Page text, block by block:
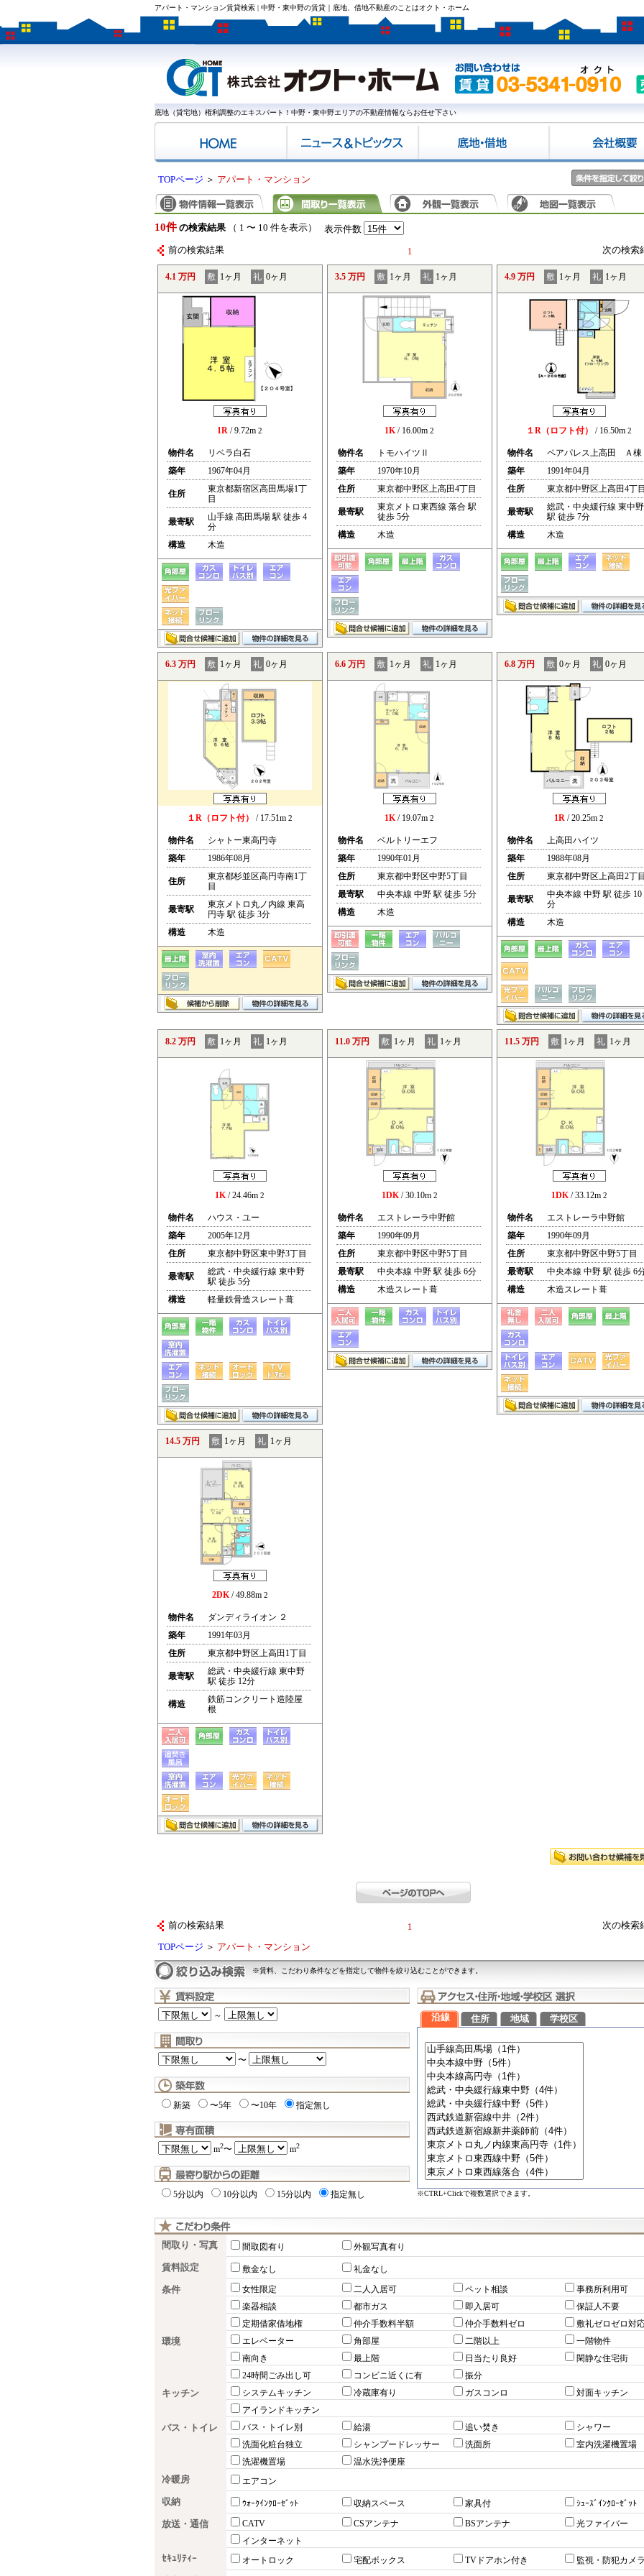
アパート・マンション賃貸検索 | 中野・東中野の賃貸｜底地、借地不動産のことはオクト・ホーム
底地（貸宅地）権利調整のエキスパート！中野・東中野エリアの不動産情報ならお任せ下さい
TOPページ ＞ アパート・マンション
10件 の検索結果（ 1 〜 10 件を表示） 表示件数
前の検索結果 1 次の検
4.1 万円 敷 1ヶ月 礼 0ヶ月
1R / 9.72m 2
物件名
リベラ白石
築年
1967年04月
住所
東京都新宿区高田馬場1丁
目
最寄駅
山手線 高田馬場 駅 徒歩 4
分
構造
木造
3.5 万円 敷 1ヶ月 礼 1ヶ月
1K/ 16.00m 2
物件名
トモハイツⅡ
築年
1970年10月
住所
東京都中野区上高田4丁目
最寄駅
東京メトロ東西線 落合 駅
徒歩 5分
構造
木造
4.9 万円 敷 1ヶ月 礼 1ヶ月
１R（ロフト付） / 16.50m 2
物件名
ペアパレス上高田 Ａ棟
築年
1991年04月
住所
東京都中野区上高田4丁
最寄駅
総武・中央緩行線 東中野
駅 徒歩 7分
構造
木造
6.3 万円 敷 1ヶ月 礼 0ヶ月
１R（ロフト付） / 17.51m 2
物件名
シャトー東高円寺
築年
1986年08月
住所
東京都杉並区高円寺南1丁
目
最寄駅
東京メトロ丸ノ内線 東高
円寺 駅 徒歩 3分
構造
木造
6.6 万円 敷 1ヶ月 礼 1ヶ月
1K/ 19.07m 2
物件名
ベルトリーエフ
築年
1990年01月
住所
東京都中野区中野5丁目
最寄駅
中央本線 中野 駅 徒歩 5分
構造
木造
6.8 万円 敷 0ヶ月 礼 0ヶ月
1R / 20.25m 2
物件名
上高田ハイツ
築年
1988年08月
住所
東京都中野区上高田2丁
最寄駅
中央本線 中野 駅 徒歩 10
分
構造
木造
8.2 万円 敷 1ヶ月 礼 1ヶ月
1K/ 24.46m 2
物件名
ハウス・ユー
築年
2005年12月
住所
東京都中野区東中野3丁目
最寄駅
総武・中央緩行線 東中野
駅 徒歩 5分
構造
軽量鉄骨造スレート葺
11.0 万円 敷 1ヶ月 礼 1ヶ月
1DK/ 30.10m 2
物件名
エストレーラ中野館
築年
1990年09月
住所
東京都中野区中野5丁目
最寄駅
中央本線 中野 駅 徒歩 6分
構造
木造スレート葺
11.5 万円 敷 1ヶ月 礼 1ヶ月
1DK/ 33.12m 2
物件名
エストレーラ中野館
築年
1990年09月
住所
東京都中野区中野5丁目
最寄駅
中央本線 中野 駅 徒歩 6
構造
木造スレート葺
14.5 万円 敷 1ヶ月 礼 1ヶ月
2DK/ 49.88m 2
物件名
ダンディライオン ２
築年
1991年03月
住所
東京都中野区上高田1丁目
最寄駅
総武・中央緩行線 東中野
駅 徒歩 12分
構造
鉄筋コンクリート造陸屋
根
前の検索結果 1 次の検
TOPページ ＞ アパート・マンション
※賃料、こだわり条件などを指定して物件を絞り込むことができます。
～
〜
新築 〜5年 〜10年 指定無し
m2〜 m2
5分以内 10分以内 15分以内 指定無し
沿線 住所 地域 学校区
※CTRL+Clickで複数選択できます。
間取り・写真 間取図有り 外観写真有り
賃料設定 敷金なし 礼金なし
条件 女性限定 二人入居可 ペット相談
事務所利用可
楽器相談
都市ガス 即入居可
保証人不要
定期借家借地権
仲介手数料半額 仲介手数料ゼロ 敷礼ゼロゼロ対
環境 エレベーター 角部屋 二階以上
一階物件
南向き
最上階 日当たり良好
閑静な住宅街
24時間ごみ出し可
コンビニ近くに有 振分
キッチン システムキッチン 冷蔵庫有り ガスコンロ
対面キッチン
アイランドキッチン
バス・トイレ バス・トイレ別 給湯 追い焚き
シャワー
洗面化粧台独立
シャンプードレッサー 洗面所
室内洗濯機置場
洗濯機置場
温水洗浄便座
冷暖房 エアコン
収納 ｳｫｰｸｲﾝｸﾛｰｾﾞｯﾄ 収納スペース 家具付 ｼｭｰｽﾞｲﾝｸﾛｰｾﾞｯﾄ
放送・通信 CATV CSアンテナ BSアンテナ
光ファイバー
インターネット
ｾｷｭﾘﾃｨｰ オートロック 宅配ボックス TVドアホン付き 監視・防犯カメ